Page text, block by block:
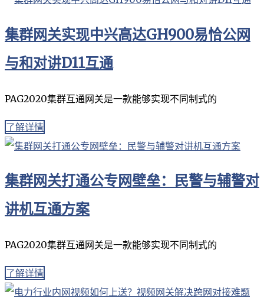
集群网关实现中兴高达GH900易恰公网
与和对讲D11互通
PAG2020集群互通网关是一款能够实现不同制式的
了解详情
集群网关打通公专网壁垒：民警与辅警对
讲机互通方案
PAG2020集群互通网关是一款能够实现不同制式的
了解详情